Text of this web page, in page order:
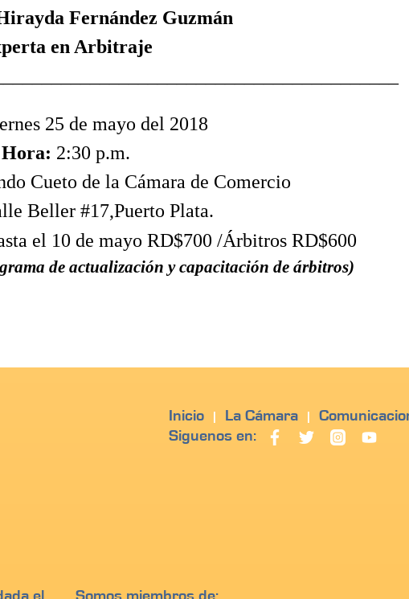
Fernández Guzmán
en Arbitraje
25 de mayo del 2018
Hora: 2:30 p.m.
Cueto de la Cámara de Comercio
Beller #17,Puerto Plata.
el 10 de mayo RD$700 /Árbitros RD$600
de actualización y capacitación de árbitros)
Inicio | La Cámara |
Siguenos en:
el Somos miembros de: